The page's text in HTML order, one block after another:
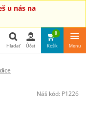
u nás na
Hľadať Účet
0
Košík Menu
Náš kód: P1226